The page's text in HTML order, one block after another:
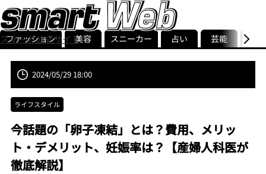
スマート公式サイト
smart最新号
記事一覧ランキング
ストリ
ファッション 美容 スニーカー 占い 芸能 グル
2024/05/29 18:00
ライフスタイル
今話題の「卵子凍結」とは？費用、メリッ
ト・デメリット、妊娠率は？【産婦人科医が
徹底解説】